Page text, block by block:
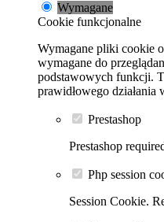
Wymagane
Cookie funkcjonalne
Wymagane pliki cookie
wymagane do
podstawowych funkcji.
prawidłowego działania
Prestashop
Prestashop
Php session
Session Cookie.